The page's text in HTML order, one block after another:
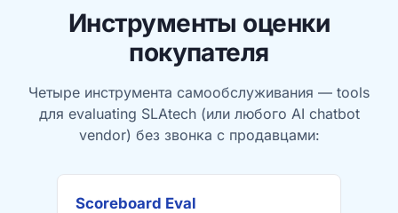
Инструменты оценки
покупателя
Четыре инструмента самообслуживания — tools
для evaluating SLAtech (или любого AI chatbot
vendor) без звонка с продавцами:
Scoreboard Eval